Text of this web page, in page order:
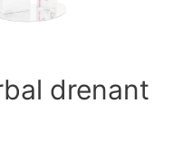
drenant